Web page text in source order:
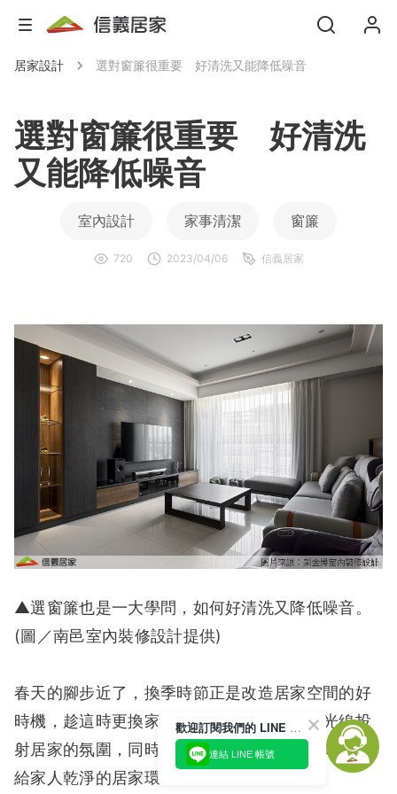
居家設計 選對窗簾很重要 好清洗又能降低噪音
選對窗簾很重要 好清洗
又能降低噪音
室內設計 家事清潔 窗簾
720 2023/04/06 信義居家
▲選窗簾也是一大學問，如何好清洗又降低噪音。
(圖／南邑室內裝修設計提供)
春天的腳步近了，換季時節正是改造居家空間的好
時機，趁這時更換家中的窗簾，不只可改造光線投
射居家的氛圍，同時也除去窗簾上沾染的塵螨，還
給家人乾淨的居家環境。
歡迎訂閱我們的 LINE 官方帳號
連結 LINE 帳號